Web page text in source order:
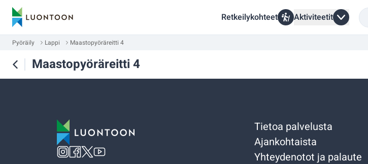
Retkeilykohteet Aktiviteetit
Pyöräily Lappi Maastopyöräreitti 4
Maastopyöräreitti 4
Tietoa palvelusta
Ajankohtaista
Yhteydenotot ja palaute